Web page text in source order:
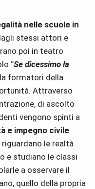
nelle scuole in
stessi attori e
poi in teatro
“Se dicessimo la
formatori della
Attraverso
di ascolto
vengono spinti a
e impegno civile.
le realtà
e studiano le classi
a osservare il
quello della propria